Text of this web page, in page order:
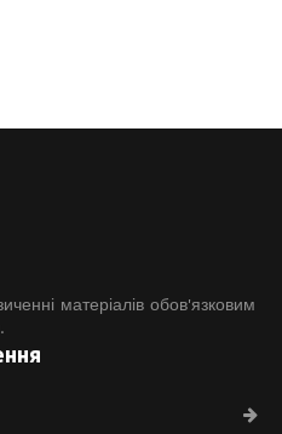
матеріалів обов'язковим